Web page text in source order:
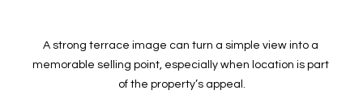
A strong terrace image can turn a simple view into a
memorable selling point, especially when location is part
of the property’s appeal.